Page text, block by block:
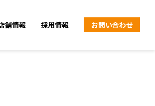
舗情報 採用情報 お問い合わせ